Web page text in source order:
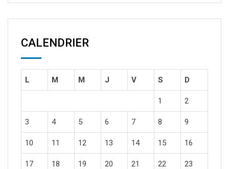
CALENDRIER
L M M J V S D
1 2
3 4 5 6 7 8 9
10 11 12 13 14 15 16
17 18 19 20 21 22 23